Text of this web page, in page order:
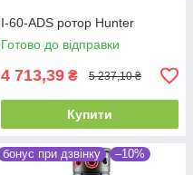
I-60-ADS ротор Hunter
Готово до відправки
4 713,39 ₴ 5 237,10 ₴
Купити
бонус при дзвінку –10%